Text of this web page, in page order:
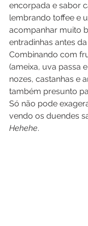
encorpada e sabor
lembrando toffee e
acompanhar muito
entradinhas antes da
Combinando com
(ameixa, uva passa
nozes, castanhas e
também presunto
Só não pode
vendo os duendes
Hehehe.